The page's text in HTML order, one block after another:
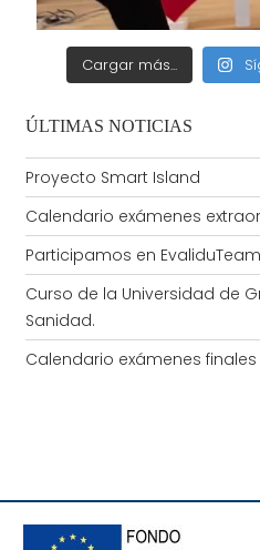
Cargar más...
ÚLTIMAS NOTICIAS
Proyecto Smart Island
Calendario exámenes
Participamos en
Curso de la Universidad de
Sanidad.
Calendario exámenes finales